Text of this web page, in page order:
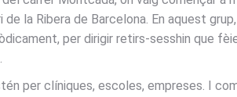
la Ribera de Barcelona. En aquest
per dirigir retirs-sesshin que
per clíniques, escoles, empreses. I